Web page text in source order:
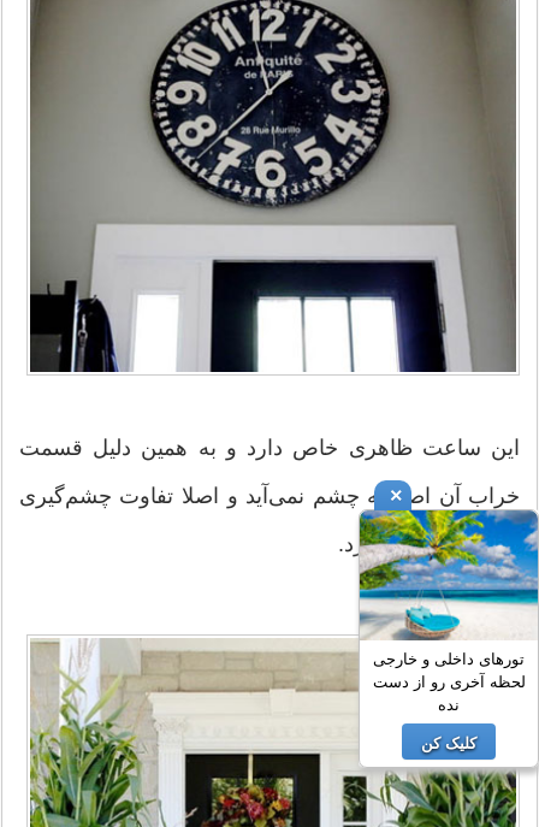
این ساعت ظاهری خاص دارد و به همین دلیل قسمت
خراب آن اصلا به چشم نمی‌آید و اصلا تفاوت چشم‌گیری
با نوع سالم آن ندارد.
×
تورهای داخلی و خارجی
لحظه آخری رو از دست
نده
کلیک کن